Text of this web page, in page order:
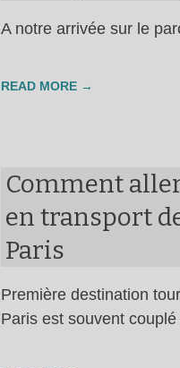
A notre arrivée sur le
READ MORE →
Comment
en transport
Paris
Première destination
Paris est souvent